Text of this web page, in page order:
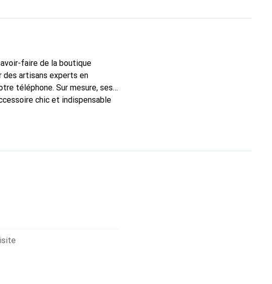
faire de la boutique
des artisans experts en
téléphone. Sur mesure, ses
chic et indispensable